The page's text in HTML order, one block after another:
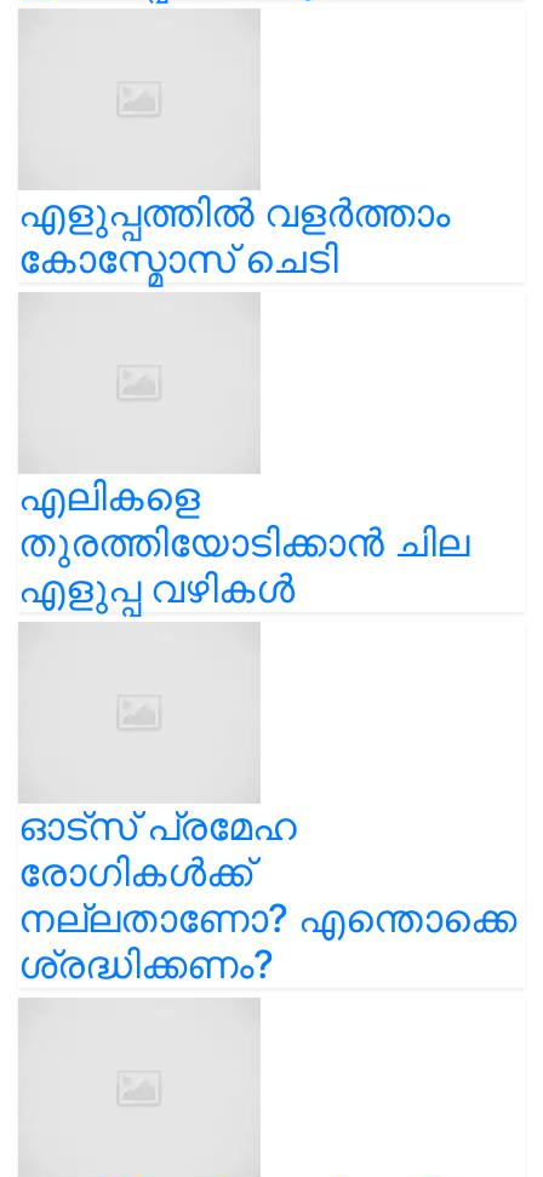
എളുപ്പത്തിൽ വളർത്താം
കോസ്മോസ് ചെടി
എലികളെ
തുരത്തിയോടിക്കാൻ ചില
എളുപ്പ വഴികൾ
ഓട്സ് പ്രമേഹ
രോഗികൾക്ക്
നല്ലതാണോ? എന്തൊക്കെ
ശ്രദ്ധിക്കണം?